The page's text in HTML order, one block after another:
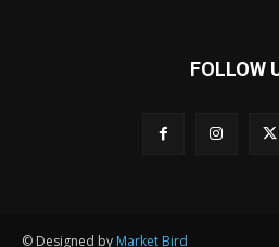
FOLLOW
© Designed by Market Bird